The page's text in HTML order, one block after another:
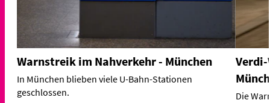
Warnstreik im Nahverkehr - München
In München blieben viele U-Bahn-Stationen
geschlossen.
Die